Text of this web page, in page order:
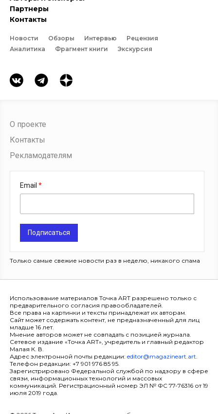
Партнеры
Контакты
Новости Обзоры Интервью
Рецензия
Аналитика
Фрагмент книги Экскурсия
О проекте
Контакты
Рекламодателям
Email
Подписаться
Только самые свежие новости раз в неделю, никакого спама
Использование материалов Точка ART разрешено только с
предварительного согласия правообладателей.
Все права на картинки и тексты принадлежат их авторам.
Сайт может содержать контент, не предназначенный для лиц
младше 16 лет.
Мнение авторов может не совпадать с позицией журнала.
Сетевое издание «Точка ART», учредитель и главный редактор
Малая К. В.
Адрес электронной почты редакции: editor@magazineart.art.
Телефон редакции: +7 901 976 85 95.
Зарегистрировано Федеральной службой по надзору в сфере
связи, информационных технологий и массовых
коммуникаций. Регистрационный номер ЭЛ № ФС 77-76316 от 19
июля 2019 года.